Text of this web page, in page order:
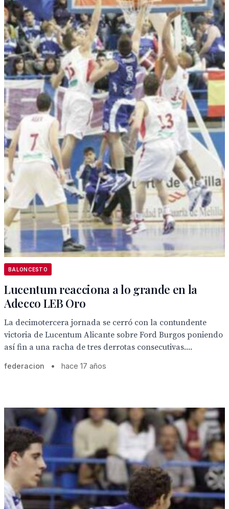
BALONCESTO
Lucentum reacciona a lo grande en la
Adecco LEB Oro
La decimotercera jornada se cerró con la contundente
victoria de Lucentum Alicante sobre Ford Burgos poniendo
así fin a una racha de tres derrotas consecutivas....
federacion • hace 17 años